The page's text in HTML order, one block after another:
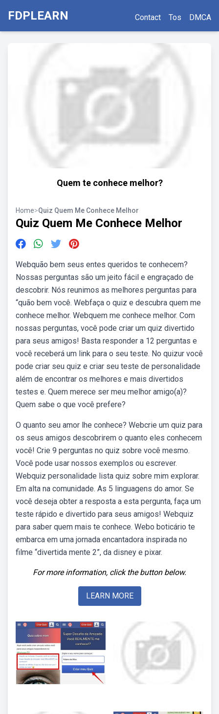
FDPLEARN Contact Tos DMCA
Quem te conhece melhor?
Home>Quiz Quem Me Conhece Melhor
Quiz Quem Me Conhece Melhor
Webquão bem seus entes queridos te conhecem?
Nossas perguntas são um jeito fácil e engraçado de
descobrir. Nós reunimos as melhores perguntas para
“quão bem você. Webfaça o quiz e descubra quem me
conhece melhor. Webquem me conhece melhor. Com
nossas perguntas, você pode criar um quiz divertido
para seus amigos! Basta responder a 12 perguntas e
você receberá um link para o seu teste. No quizur você
pode criar seu quiz e criar seu teste de personalidade
além de encontrar os melhores e mais divertidos
testes e. Quem merece ser meu melhor amigo(a)?
Quem sabe o que você prefere?
O quanto seu amor lhe conhece? Webcrie um quiz para
os seus amigos descobrirem o quanto eles conhecem
você! Crie 9 perguntas no quiz sobre você mesmo.
Você pode usar nossos exemplos ou escrever.
Webquiz personalidade lista quiz sobre mim explorar.
Em alta na comunidade. As 5 linguagens do amor. Se
você deseja obter a resposta a esta pergunta, faça um
teste rápido e divertido para seus amigos! Webquiz
para saber quem mais te conhece. Webo boticário te
embarca em uma jornada encantadora inspirada no
filme “divertida mente 2”, da disney e pixar.
For more information, click the button below.
LEARN MORE